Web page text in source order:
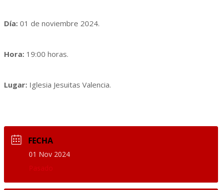
Día: 01 de noviembre 2024.
Hora: 19:00 horas.
Lugar: Iglesia Jesuitas Valencia.
FECHA
01 Nov 2024
Pasado